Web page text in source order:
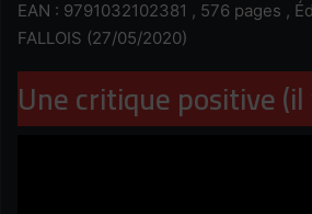
EAN : 9791032102381 , 576 pages ,
FALLOIS (27/05/2020)
Une critique positive (il